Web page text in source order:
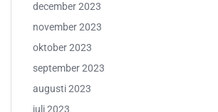
december 2023
november 2023
oktober 2023
september 2023
augusti 2023
juli 2023